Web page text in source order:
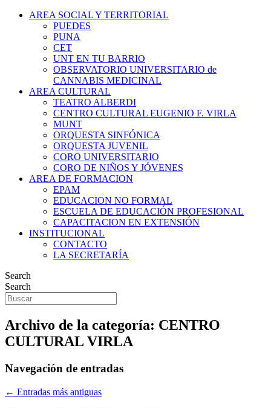
AREA SOCIAL Y TERRITORIAL
PUEDES
PUNA
CET
UNT EN TU BARRIO
OBSERVATORIO UNIVERSITARIO de
CANNABIS MEDICINAL
AREA CULTURAL
TEATRO ALBERDI
CENTRO CULTURAL EUGENIO F. VIRLA
MUNT
ORQUESTA SINFÓNICA
ORQUESTA JUVENIL
CORO UNIVERSITARIO
CORO DE NIÑOS Y JÓVENES
AREA DE FORMACION
EPAM
EDUCACION NO FORMAL
ESCUELA DE EDUCACIÓN PROFESIONAL
CAPACITACION EN EXTENSIÓN
INSTITUCIONAL
CONTACTO
LA SECRETARÍA
Search
Search
Archivo de la categoría: CENTRO
CULTURAL VIRLA
Navegación de entradas
← Entradas más antiguas